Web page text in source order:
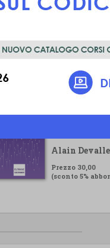
Reporting
Alain Devalle
Prezzo 30,00
(sconto 5%